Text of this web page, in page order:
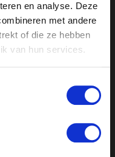
en analyse. Deze
met andere
of die ze hebben
van hun services.
dichter bij jouw
onthullingen
van Bommel en
van Houwelingen